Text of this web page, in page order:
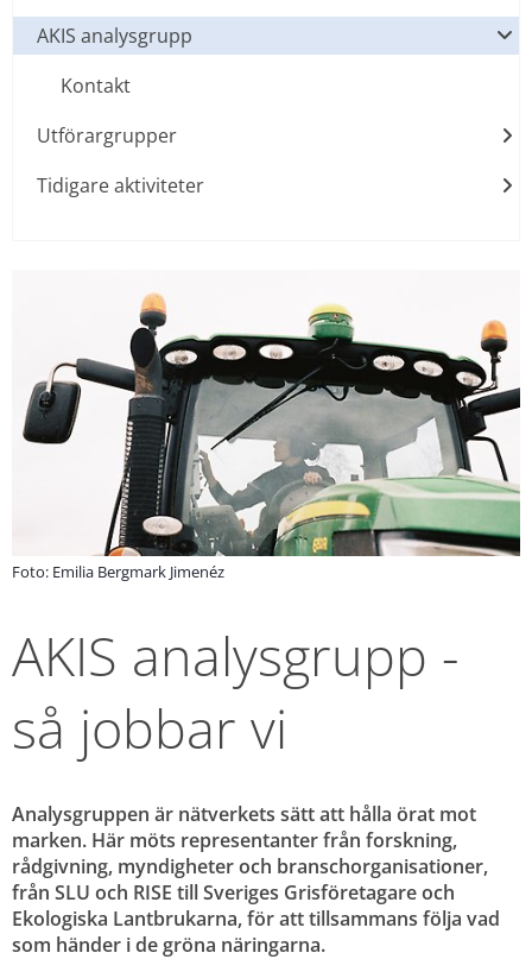
AKIS analysgrupp
Kontakt
Utförargrupper
Tidigare aktiviteter
Foto: Emilia Bergmark Jimenéz
AKIS analysgrupp -
så jobbar vi
Analysgruppen är nätverkets sätt att hålla örat mot
marken. Här möts representanter från forskning,
rådgivning, myndigheter och branschorganisationer,
från SLU och RISE till Sveriges Grisföretagare och
Ekologiska Lantbrukarna, för att tillsammans följa vad
som händer i de gröna näringarna.